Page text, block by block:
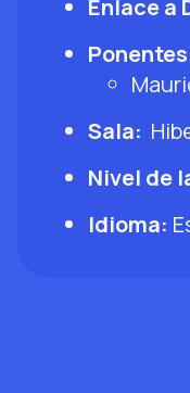
Enlace a
Sala:
Nivel de
Idioma: